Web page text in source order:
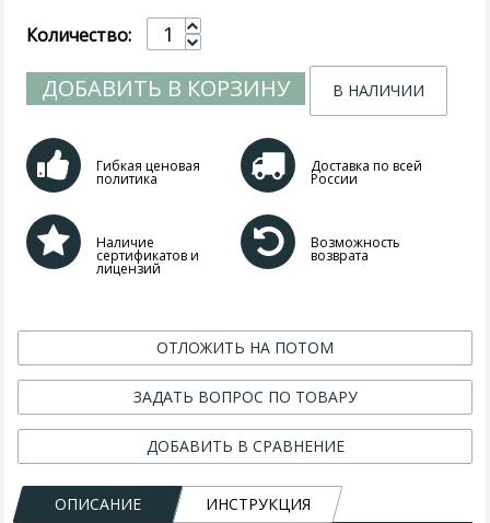
Количество:
ДОБАВИТЬ В КОРЗИНУ В НАЛИЧИИ
Гибкая ценовая
политика
Доставка по всей
России
Наличие
сертификатов и
лицензий
Возможность
возврата
ОТЛОЖИТЬ НА ПОТОМ
ЗАДАТЬ ВОПРОС ПО ТОВАРУ
ДОБАВИТЬ В СРАВНЕНИЕ
ОПИСАНИЕ ИНСТРУКЦИЯ